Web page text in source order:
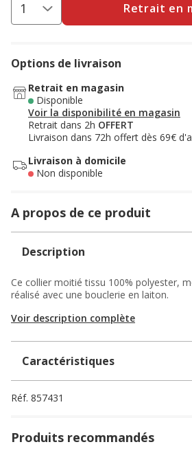
Retrait en
Options de livraison
Retrait en magasin
Disponible
Voir la disponibilité en magasin
Retrait dans 2h OFFERT
Livraison dans 72h offert dès 69€
Livraison à domicile
Non disponible
A propos de ce produit
Description
Ce collier moitié tissu 100% polyester,
réalisé avec une bouclerie en laiton.
Voir description complète
Caractéristiques
Réf. 857431
Produits recommandés